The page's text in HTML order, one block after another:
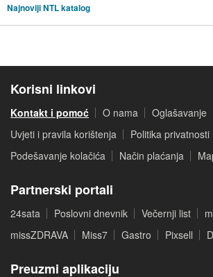
Najnoviji NTL katalog
Korisni linkovi
Kontakt i pomoć O nama
Oglašavanje
Uvjeti i pravila korištenja
Politika privatnosti
Podešavanje kolačića
Način plaćanja
Partnerski portali
24sata Poslovni dnevnik Večernji list
missZDRAVA
Miss7 Gastro Pixsell
Preuzmi aplikaciju